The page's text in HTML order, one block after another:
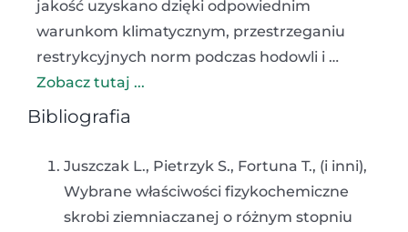
jakość uzyskano dzięki odpowiednim
warunkom klimatycznym, przestrzeganiu
restrykcyjnych norm podczas hodowli i …
Zobacz tutaj ...
Bibliografia
Juszczak L., Pietrzyk S., Fortuna T., (i inni),
Wybrane właściwości fizykochemiczne
skrobi ziemniaczanej o różnym stopniu